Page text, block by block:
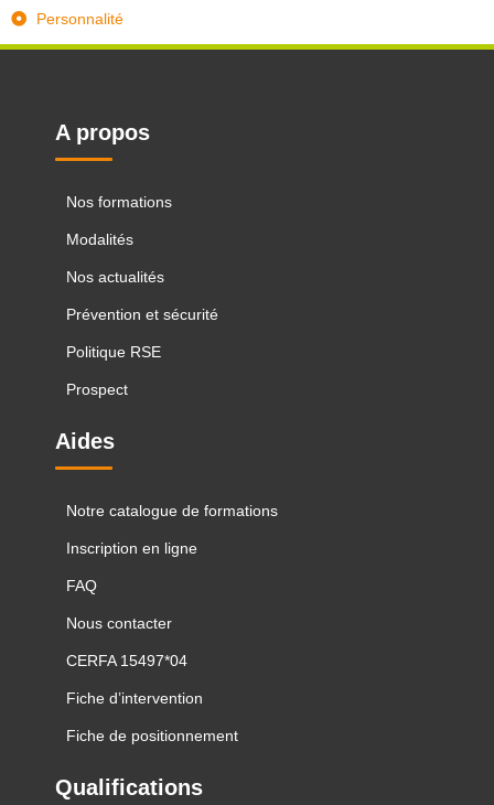
Personnalité
A propos
Nos formations
Modalités
Nos actualités
Prévention et sécurité
Politique RSE
Prospect
Aides
Notre catalogue de formations
Inscription en ligne
FAQ
Nous contacter
CERFA 15497*04
Fiche d’intervention
Fiche de positionnement
Qualifications